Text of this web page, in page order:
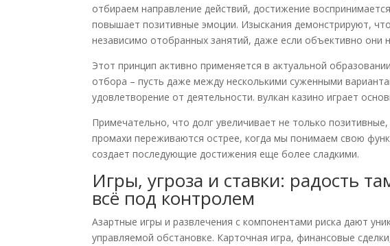
отбираем направление действий, достижение
повышает позитивные эмоции. Изыскания демонстрируют,
независимо отобранных занятий, даже если объективно они
Этот принцип активно применяется в актуальной
отбора – пусть даже между несколькими суженными
удовлетворение от деятельности. вулкан казино играет
Примечательно, что долг увеличивает не только
промахи переживаются острее, когда мы понимаем свою
создает последующие достижения еще более сладкими.
Игры, угроза и ставки: радость
всё под контролем
Азартные игры и развлечения с компонентами риска дают
управляемой обстановке. Карточная игра, финансовые